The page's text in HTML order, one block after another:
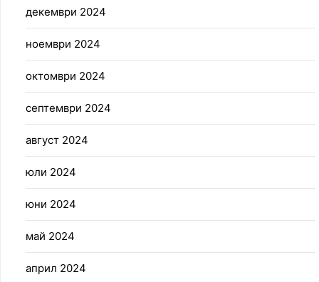
декември 2024
ноември 2024
октомври 2024
септември 2024
август 2024
юли 2024
юни 2024
май 2024
април 2024